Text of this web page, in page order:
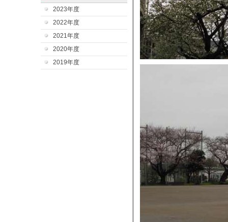
2023年度
2022年度
2021年度
2020年度
2019年度